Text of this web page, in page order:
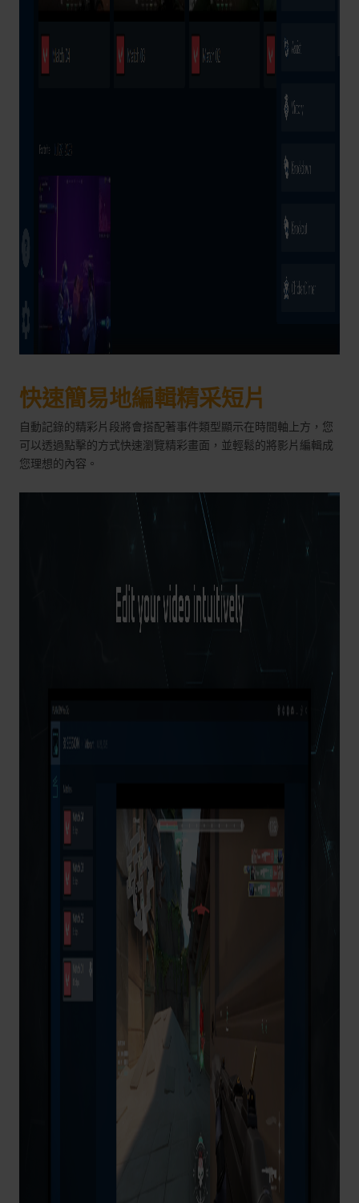
快速簡易地編輯精采短片
自動記錄的精彩片段將會搭配著事件類型顯示在時間軸上方，您
可以透過點擊的方式快速瀏覽精彩畫面，並輕鬆的將影片編輯成
您理想的內容。